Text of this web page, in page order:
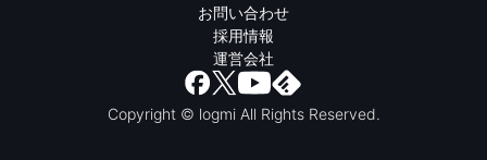
お問い合わせ
採用情報
運営会社
Copyright © logmi All Rights Reserved.